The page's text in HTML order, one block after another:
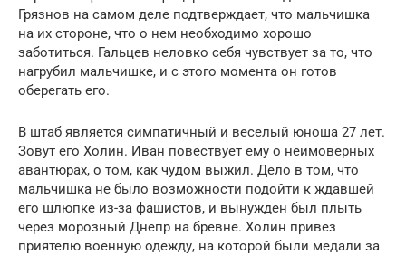
Грязнов на самом деле подтверждает, что мальчишка
на их стороне, что о нем необходимо хорошо
заботиться. Гальцев неловко себя чувствует за то, что
нагрубил мальчишке, и с этого момента он готов
оберегать его.
В штаб является симпатичный и веселый юноша 27 лет.
Зовут его Холин. Иван повествует ему о неимоверных
авантюрах, о том, как чудом выжил. Дело в том, что
мальчишка не было возможности подойти к ждавшей
его шлюпке из-за фашистов, и вынужден был плыть
через морозный Днепр на бревне. Холин привез
приятелю военную одежду, на которой были медали за